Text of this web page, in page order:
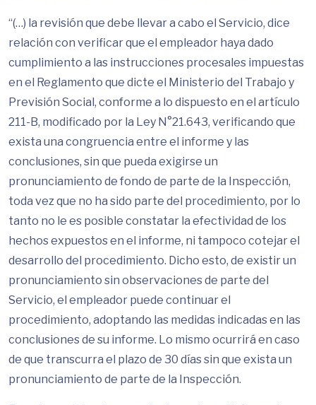
“(…) la revisión que debe llevar a cabo el Servicio, dice
relación con verificar que el empleador haya dado
cumplimiento a las instrucciones procesales impuestas
en el Reglamento que dicte el Ministerio del Trabajo y
Previsión Social, conforme a lo dispuesto en el artículo
211-B, modificado por la Ley N°21.643, verificando que
exista una congruencia entre el informe y las
conclusiones, sin que pueda exigirse un
pronunciamiento de fondo de parte de la Inspección,
toda vez que no ha sido parte del procedimiento, por lo
tanto no le es posible constatar la efectividad de los
hechos expuestos en el informe, ni tampoco cotejar el
desarrollo del procedimiento. Dicho esto, de existir un
pronunciamiento sin observaciones de parte del
Servicio, el empleador puede continuar el
procedimiento, adoptando las medidas indicadas en las
conclusiones de su informe. Lo mismo ocurrirá en caso
de que transcurra el plazo de 30 días sin que exista un
pronunciamiento de parte de la Inspección.